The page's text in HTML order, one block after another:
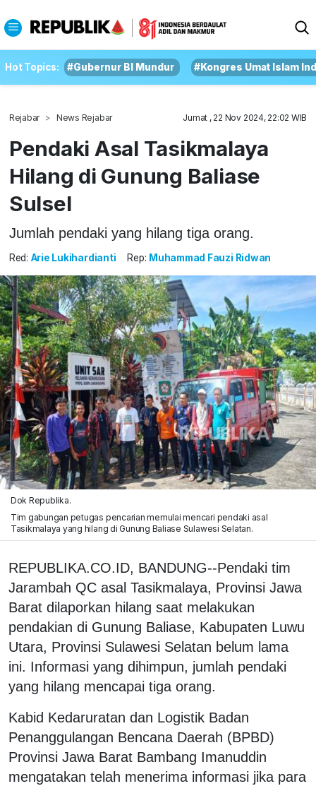
Hot Topics: #Gubernur BI Mundur #Kongres Umat Islam
Rejabar News Rejabar Jumat , 22 Nov 2024, 22:02 WIB
Pendaki Asal Tasikmalaya
Hilang di Gunung Baliase
Sulsel
Jumlah pendaki yang hilang tiga orang.
Red: Arie Lukihardianti Rep: Muhammad Fauzi Ridwan
Dok Republika.
Tim gabungan petugas pencarian memulai mencari pendaki asal
Tasikmalaya yang hilang di Gunung Baliase Sulawesi Selatan.
REPUBLIKA.CO.ID, BANDUNG--Pendaki tim
Jarambah QC asal Tasikmalaya, Provinsi Jawa
Barat dilaporkan hilang saat melakukan
pendakian di Gunung Baliase, Kabupaten Luwu
Utara, Provinsi Sulawesi Selatan belum lama
ini. Informasi yang dihimpun, jumlah pendaki
yang hilang mencapai tiga orang.
Kabid Kedaruratan dan Logistik Badan
Penanggulangan Bencana Daerah (BPBD)
Provinsi Jawa Barat Bambang Imanuddin
mengatakan telah menerima informasi jika para